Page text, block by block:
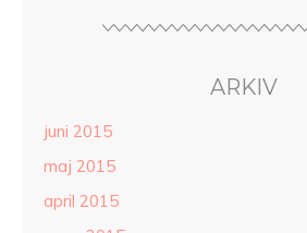
ARKIV
juni 2015
maj 2015
april 2015